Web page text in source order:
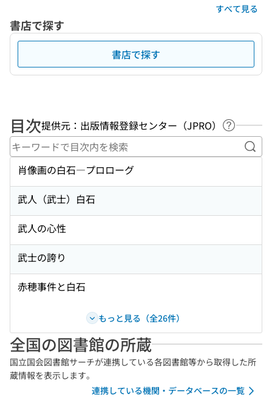
すべて見る
書店で探す
書店で探す
目次提供元：出版情報登録センター（JPRO）
ヘルプペ
キ
肖像画の白石―プロローグ
武人（武士）白石
武人の心性
武士の誇り
赤穂事件と白石
もっと見る（全26件）
全国の図書館の所蔵
国立国会図書館サーチが連携している各図書館等から取得した所
蔵情報を表示します。
連携している機関・データベースの一覧